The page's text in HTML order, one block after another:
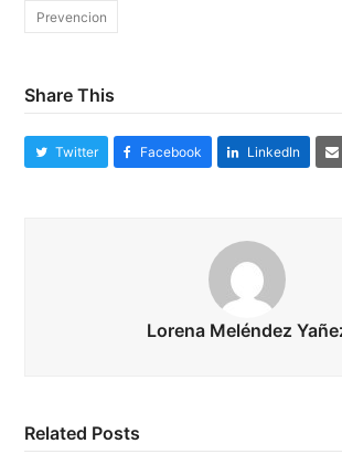
Prevencion
Share This
Twitter Facebook LinkedIn
Lorena Meléndez
Related Posts